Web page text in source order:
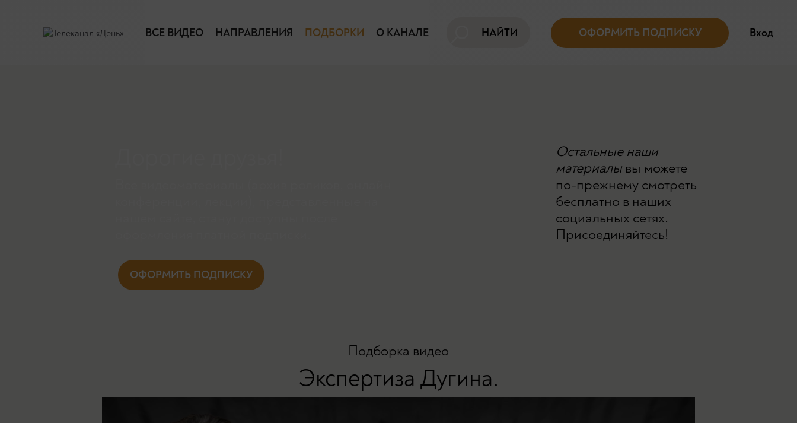
ВСЕ ВИДЕО НАПРАВЛЕНИЯ ПОДБОРКИ О КАНАЛЕ НАЙТИ ОФОРМИТЬ ПОДПИСКУ Вход
ОФОРМИТЬ ПОДПИСКУ
Остальные наши
материалы вы можете
по-прежнему смотреть
бесплатно в наших
социальных сетях.
Присоединяйтесь!
Подборка видео
Экспертиза Дугина.